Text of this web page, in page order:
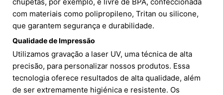
com materiais como polipropileno, Tritan ou silicone,
que garantem segurança e durabilidade.
Qualidade de Impressão
Utilizamos gravação a laser UV, uma técnica de alta
precisão, para personalizar nossos produtos. Essa
tecnologia oferece resultados de alta qualidade, além
de ser extremamente higiénica e resistente. Os